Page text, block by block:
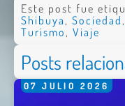
Este post fue
Shibuya , Sociedad ,
Turismo , Viaje
Posts
07 JULIO 2026